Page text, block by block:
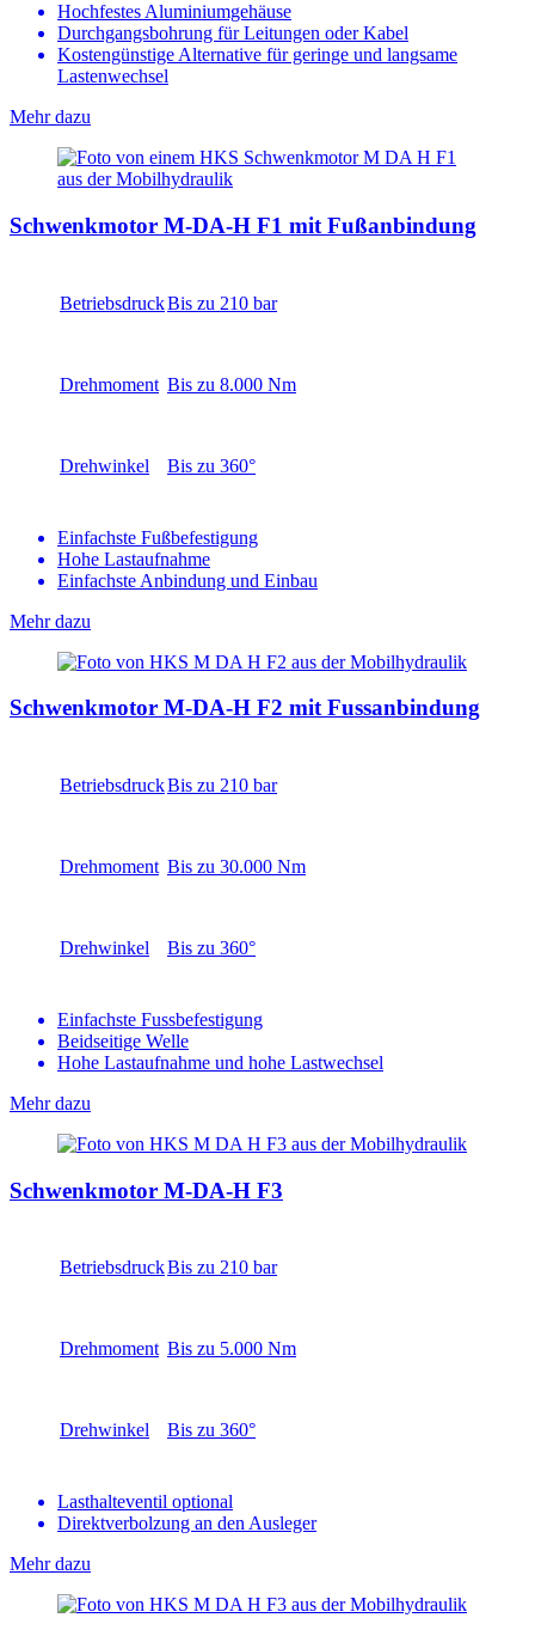
Hochfestes Aluminiumgehäuse
Durchgangsbohrung für Leitungen oder Kabel
Kostengünstige Alternative für geringe und langsame
Lastenwechsel
Mehr dazu
Schwenkmotor M-DA-H F1 mit Fußanbindung
BetriebsdruckBis zu 210 bar
Drehmoment Bis zu 8.000 Nm
Drehwinkel Bis zu 360°
Einfachste Fußbefestigung
Hohe Lastaufnahme
Einfachste Anbindung und Einbau
Mehr dazu
Schwenkmotor M-DA-H F2 mit Fussanbindung
BetriebsdruckBis zu 210 bar
Drehmoment Bis zu 30.000 Nm
Drehwinkel Bis zu 360°
Einfachste Fussbefestigung
Beidseitige Welle
Hohe Lastaufnahme und hohe Lastwechsel
Mehr dazu
Schwenkmotor M-DA-H F3
BetriebsdruckBis zu 210 bar
Drehmoment Bis zu 5.000 Nm
Drehwinkel Bis zu 360°
Lasthalteventil optional
Direktverbolzung an den Ausleger
Mehr dazu